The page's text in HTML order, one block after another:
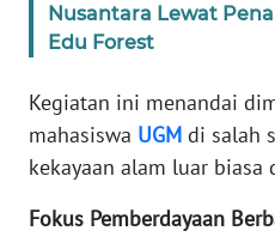
Nusantara Lewat
Edu Forest
Kegiatan ini menandai
mahasiswa UGM di salah
kekayaan alam luar biasa
Fokus Pemberdayaan
WN
SUMUT
WN
JAKARTA
JABAR